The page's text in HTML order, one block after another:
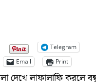
Telegram
Email Print
দেখে লাফালাফি করলে